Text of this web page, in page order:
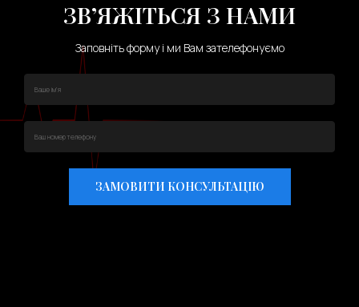
ЗВ’ЯЖІТЬСЯ З НАМИ
Заповніть форму і ми Вам зателефонуємо